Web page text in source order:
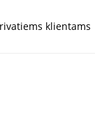
klientams